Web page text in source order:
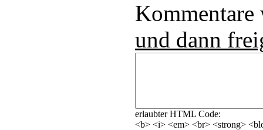
und dann
erlaubter HTML Code:
<b> <i> <em> <br> <strong>